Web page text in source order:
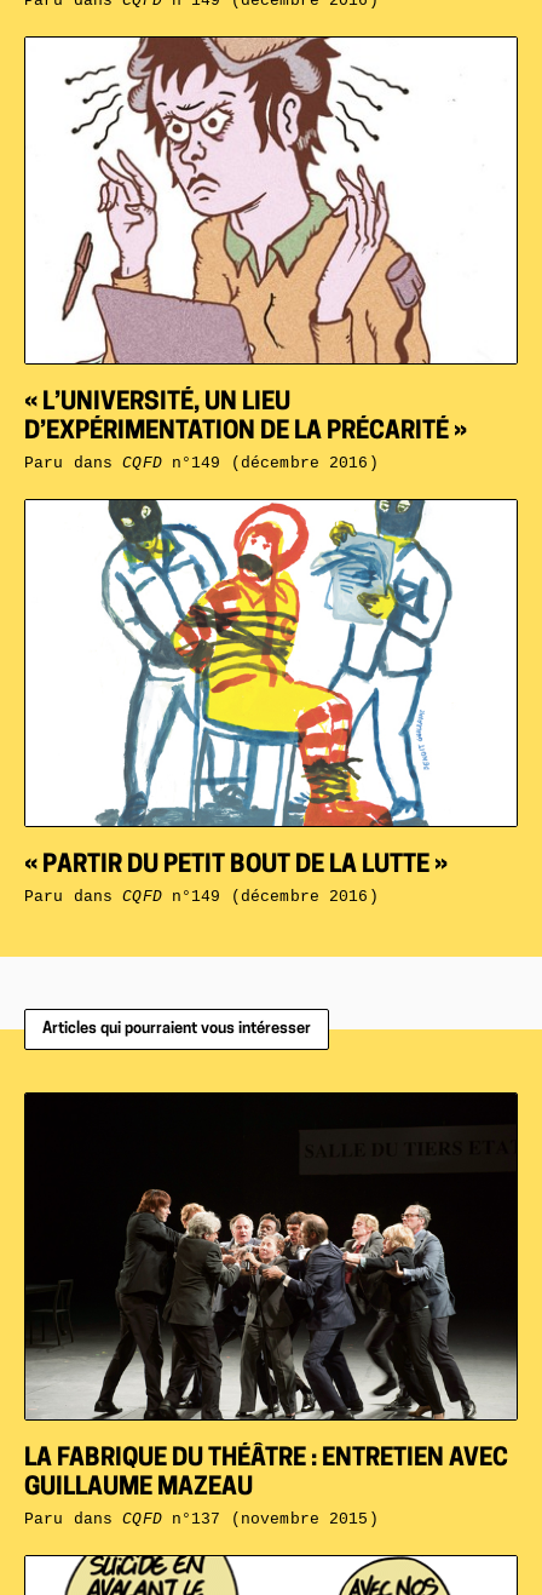
« PARTIR DU PETIT BOUT DE LA LUTTE »
Paru dansCQFDn°149 (décembre 2016)
« L’UNIVERSITÉ, UN LIEU
D’EXPÉRIMENTATION DE LA PRÉCARITÉ »
Paru dansCQFDn°149 (décembre 2016)
Articles qui pourraient vous intéresser
LA FABRIQUE DU THÉÂTRE : ENTRETIEN AVEC
GUILLAUME MAZEAU
Paru dansCQFDn°137 (novembre 2015)